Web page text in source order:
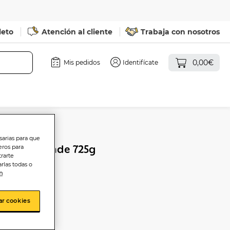
Atención al cliente Trabaja con nosotros
Mis pedidos Identifícate 0,00€
Alipende 725g
para que
para
todas o
cookies